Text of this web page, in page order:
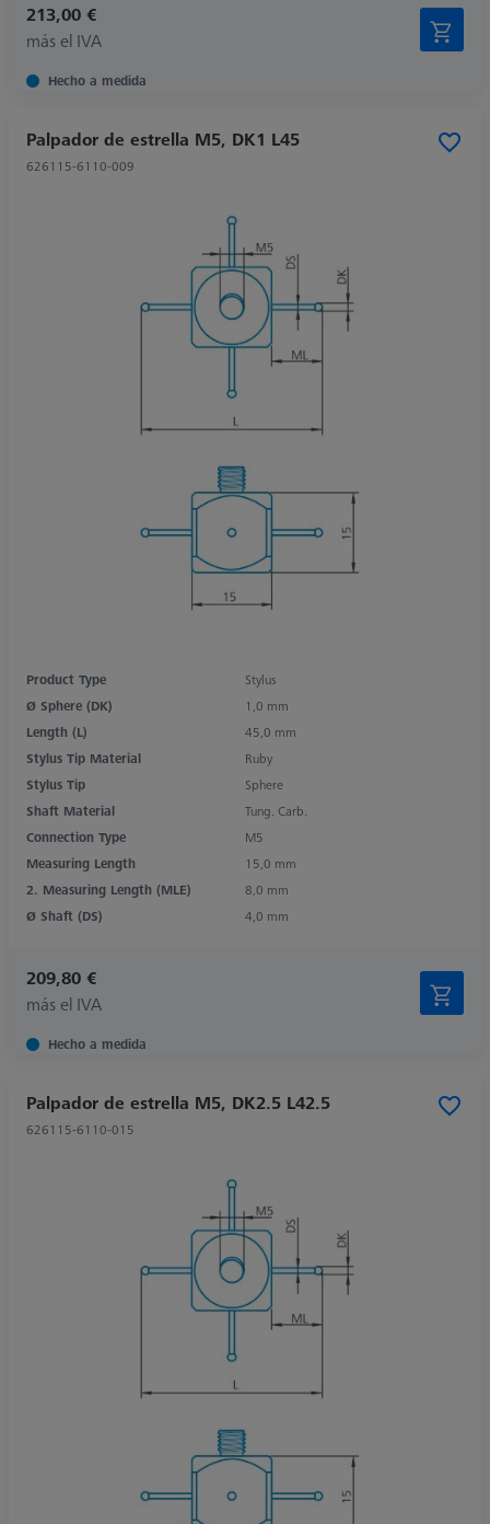
213,00 €
más el IVA
Hecho a medida
Palpador de estrella M5, DK1 L45
626115-6110-009
Product Type
Stylus
Ø Sphere (DK)
1,0 mm
Length (L)
45,0 mm
Stylus Tip Material
Ruby
Stylus Tip
Sphere
Shaft Material
Tung. Carb.
Connection Type
M5
Measuring Length
15,0 mm
2. Measuring Length (MLE)
8,0 mm
Ø Shaft (DS)
4,0 mm
209,80 €
más el IVA
Hecho a medida
Palpador de estrella M5, DK2.5 L42.5
626115-6110-015